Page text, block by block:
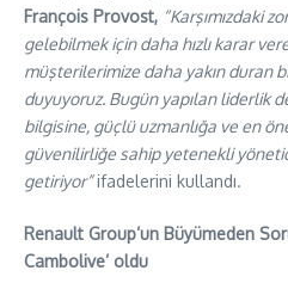
François Provost, “Karşımızdaki
gelebilmek için daha hızlı karar
müşterilerimize daha yakın duran
duyuyoruz. Bugün yapılan liderlik
bilgisine, güçlü uzmanlığa ve en
güvenilirliğe sahip yetenekli
getiriyor”ifadelerini kullandı.
Renault Group’un Büyümeden
Cambolive’ oldu